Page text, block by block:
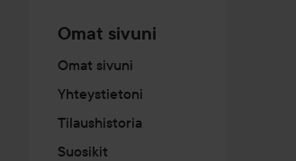
Omat sivuni
Omat sivuni
Yhteystietoni
Tilaushistoria
Suosikit